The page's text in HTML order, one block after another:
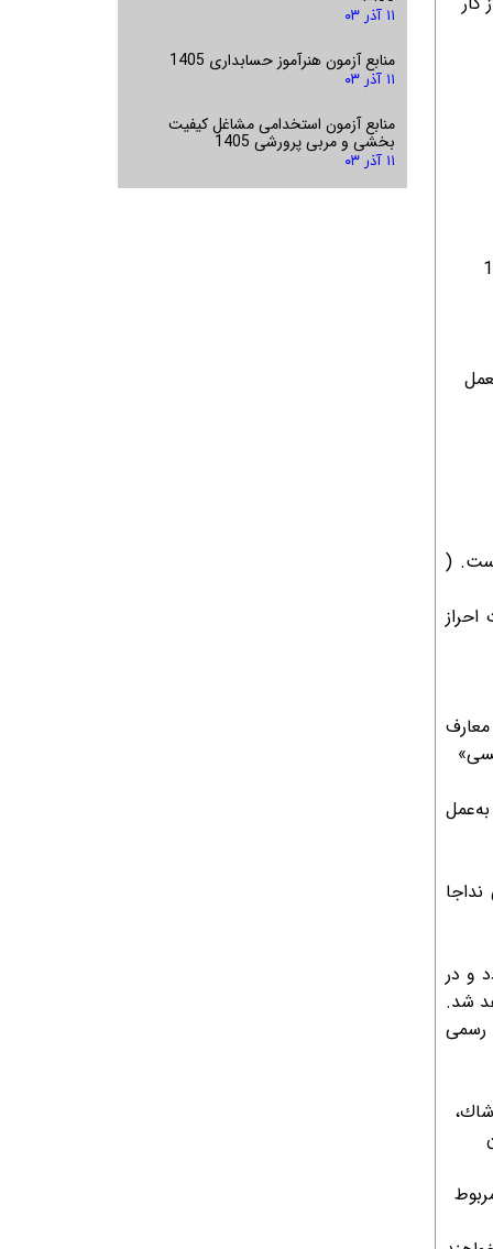
(
و در
شد.
رسمی
۱۱ آذر ۰۳
منابع آزمون هنرآموز حسابداری 1405
۱۱ آذر ۰۳
منابع آزمون استخدامی مشاغل کیفیت
بخشی و مربی پرورشی 1405
۱۱ آذر ۰۳